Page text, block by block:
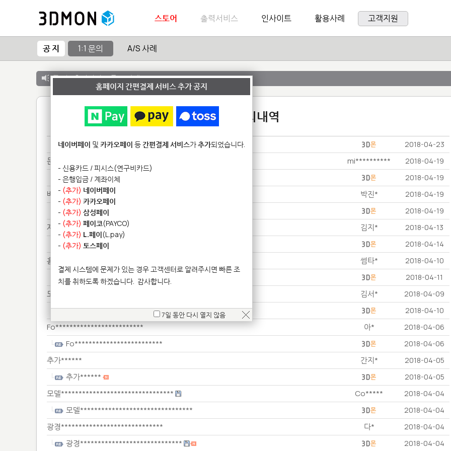
스토어 출력서비스 인사이트 활용사례 고객지원
공 지 1:1 문의 A/S 사례
공 지 :출력서비스 종료 안내
1:1 문의내역
Fo*************** 2018-04-23
문의***** mi********** 2018-04-19
문의***** 2018-04-19
배송****************************** 박진* 2018-04-19
배송****************************** 2018-04-19
제작********************* 김지* 2018-04-13
제작********************* 2018-04-14
홈페********* 썸타* 2018-04-10
홈페********* 2018-04-11
모델************* 김서* 2018-04-09
모델************* 2018-04-10
Fo************************* 아* 2018-04-06
Fo************************* 2018-04-06
추가****** 간지* 2018-04-05
추가****** 2018-04-05
모델******************************** Co***** 2018-04-04
모델******************************** 2018-04-04
광경***************************** 다* 2018-04-04
광경***************************** 2018-04-04
홈페이지 간편결제 서비스 추가 공지
네이버페이 및 카카오페이 등간편결제 서비스가추가되었습니다.
- 신용카드 / 피시스(연구비카드)
- 은행입금 / 계좌이체
- (추가) 네이버페이
- (추가) 카카오페이
- (추가) 삼성페이
- (추가) 페이코(PAYCO)
- (추가) L.페이(L.pay)
- (추가) 토스페이
결제 시스템에 문제가 있는 경우 고객센터로 알려주시면 빠른 조
치를 취하도록 하겠습니다. 감사합니다.
7일 동안 다시 열지 않음